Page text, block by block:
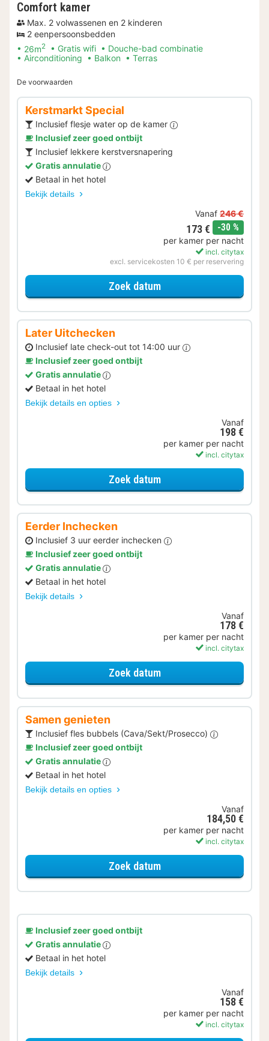
Comfort kamer
Max. 2 volwassenen en 2 kinderen
2 eenpersoonsbedden
26m2 Gratis wifi
Douche-bad combinatie
Airconditioning
Balkon Terras
De voorwaarden
Kerstmarkt Special
Inclusief flesje water op de kamer
Inclusief zeer goed ontbijt
Inclusief lekkere kerstversnapering
Gratis annulatie
Betaal in het hotel
Bekijk details
Vanaf 246 €
173 € -30 %
per kamer per nacht
incl. citytax
excl. servicekosten 10 € per reservering
Zoek datumvoor Kerstmarkt Special
Later Uitchecken
Inclusief late check-out tot 14:00 uur
Inclusief zeer goed ontbijt
Gratis annulatie
Betaal in het hotel
Bekijk details en opties
Vanaf
198 €
per kamer per nacht
incl. citytax
Zoek datumvoor Later Uitchecken
Eerder Inchecken
Inclusief 3 uur eerder inchecken
Inclusief zeer goed ontbijt
Gratis annulatie
Betaal in het hotel
Bekijk details
Vanaf
178 €
per kamer per nacht
incl. citytax
Zoek datumvoor Eerder Inchecken
Samen genieten
Inclusief fles bubbels (Cava/Sekt/Prosecco)
Inclusief zeer goed ontbijt
Gratis annulatie
Betaal in het hotel
Bekijk details en opties
Vanaf
184,50 €
per kamer per nacht
incl. citytax
Zoek datumvoor Samen genieten
Inclusief zeer goed ontbijt
Gratis annulatie
Betaal in het hotel
Bekijk details
Vanaf
158 €
per kamer per nacht
incl. citytax